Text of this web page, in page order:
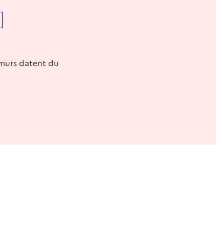
datent du